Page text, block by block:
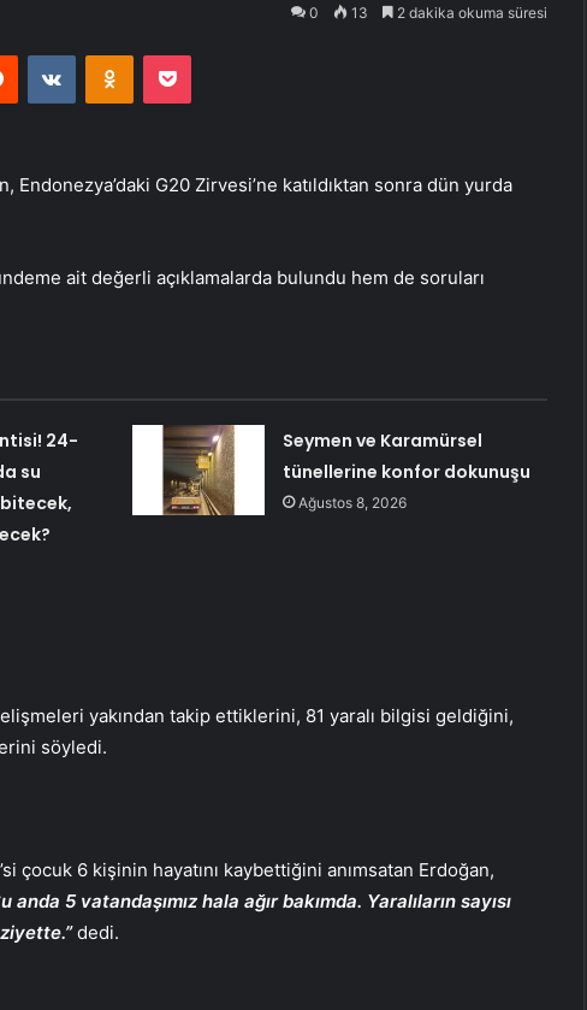
0 13 2 dakika okuma süresi
Reddit VKontakteOdnoklassniki
Pocket
Endonezya’daki G20 Zirvesi’ne katıldıktan sonra dün yurda
ait değerli açıklamalarda bulundu hem de soruları
24-
su
Seymen ve Karamürsel
tünellerine konfor dokunuşu
Ağustos 8, 2026
yakından takip ettiklerini, 81 yaralı bilgisi geldiğini,
söyledi.
çocuk 6 kişinin hayatını kaybettiğini anımsatan Erdoğan,
5 vatandaşımız hala ağır bakımda. Yaralıların sayısı
dedi.